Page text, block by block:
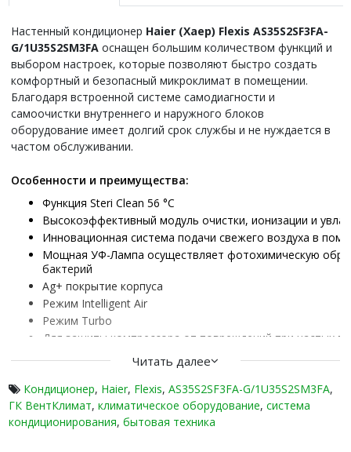
Настенный кондиционер Haier (Хаер) Flexis AS35S2SF3FA-
G/1U35S2SM3FA оснащен большим количеством функций и
выбором настроек, которые позволяют быстро создать
комфортный и безопасный микроклимат в помещении.
Благодаря встроенной системе самодиагности и
самоочистки внутреннего и наружного блоков
оборудование имеет долгий срок службы и не нуждается в
частом обслуживании.
Особенности и преимущества:
Функция Steri Clean 56 °C
Высокоэффективный модуль очистки, ионизации и
Инновационная система подачи свежего воздуха в
Мощная УФ-Лампа осуществляет фотохимическую
бактерий
Ag+ покрытие корпуса
Режим Intelligent Air
Режим Turbo
Для защиты компрессора от повреждений при частых
Адаптер проводного пульта
Благодаря использованию теплообменника
также усовершенствованной конструкции поддона со
вплоть до -20 °С
Для предотвращения слишком сильного снижения
температуру на уровне +10 °С
Читать далее
Кондиционер, Haier, Flexis, AS35S2SF3FA-G/1U35S2SM3FA,
ГК ВентКлимат, климатическое оборудование, система
кондиционирования, бытовая техника